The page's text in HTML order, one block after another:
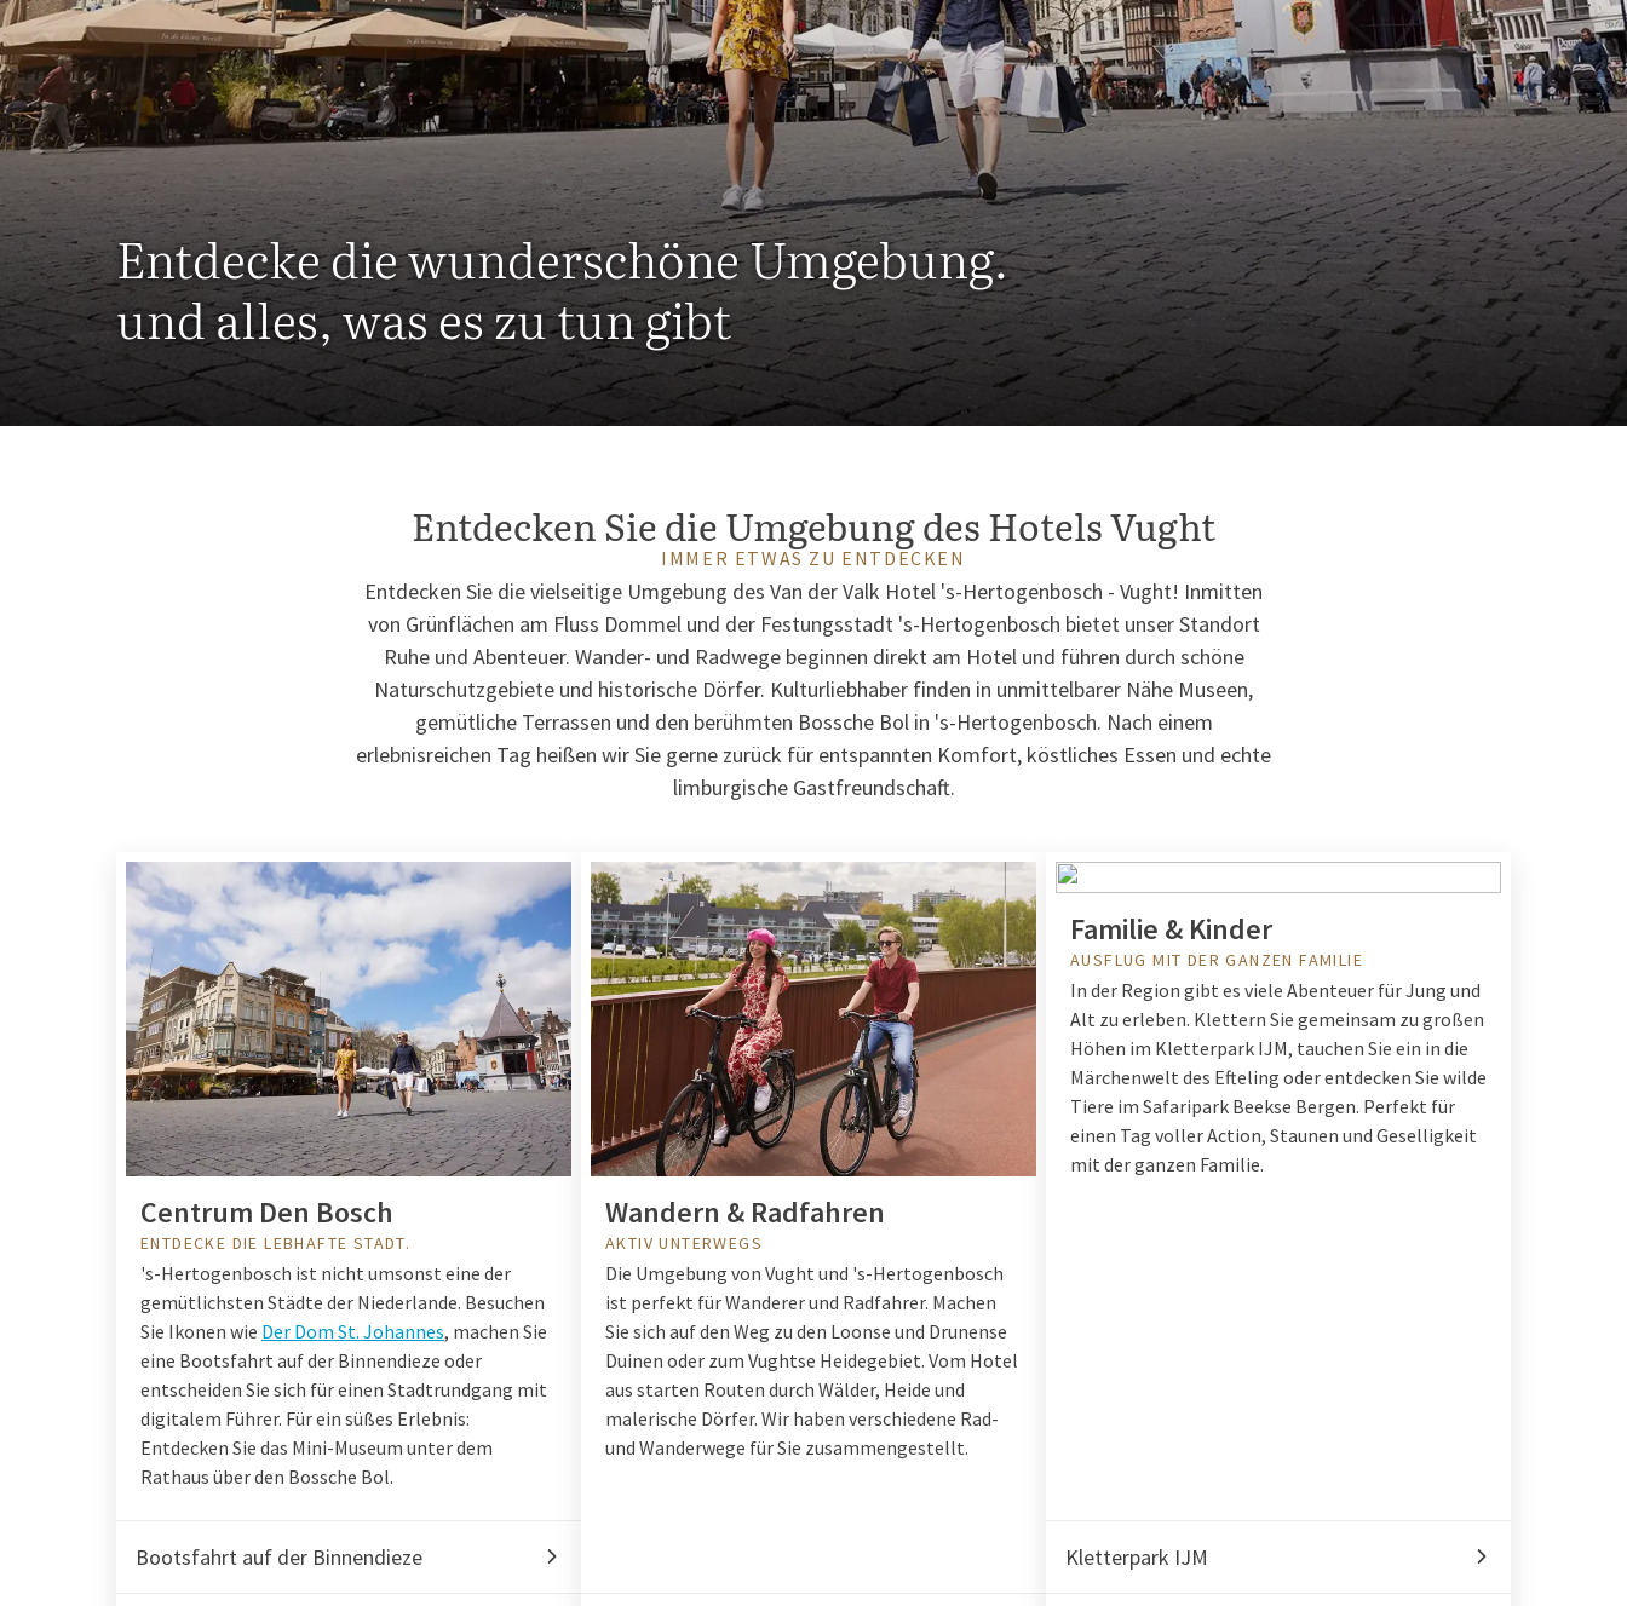
Entdecke die wunderschöne Umgebung.
und alles, was es zu tun gibt
Entdecken Sie die Umgebung des Hotels Vught
IMMER ETWAS ZU ENTDECKEN
Entdecken Sie die vielseitige Umgebung des Van der Valk Hotel 's-Hertogenbosch - Vught! Inmitten
von Grünflächen am Fluss Dommel und der Festungsstadt 's-Hertogenbosch bietet unser Standort
Ruhe und Abenteuer. Wander- und Radwege beginnen direkt am Hotel und führen durch schöne
Naturschutzgebiete und historische Dörfer. Kulturliebhaber finden in unmittelbarer Nähe Museen,
gemütliche Terrassen und den berühmten Bossche Bol in 's-Hertogenbosch. Nach einem
erlebnisreichen Tag heißen wir Sie gerne zurück für entspannten Komfort, köstliches Essen und echte
limburgische Gastfreundschaft.
Centrum Den Bosch
ENTDECKE DIE LEBHAFTE STADT.
's-Hertogenbosch ist nicht umsonst eine der
gemütlichsten Städte der Niederlande. Besuchen
Sie Ikonen wie Der Dom St. Johannes, machen Sie
eine Bootsfahrt auf der Binnendieze oder
entscheiden Sie sich für einen Stadtrundgang mit
digitalem Führer. Für ein süßes Erlebnis:
Entdecken Sie das Mini-Museum unter dem
Rathaus über den Bossche Bol.
Bootsfahrt auf der Binnendieze
Wandern & Radfahren
AKTIV UNTERWEGS
Die Umgebung von Vught und 's-Hertogenbosch
ist perfekt für Wanderer und Radfahrer. Machen
Sie sich auf den Weg zu den Loonse und Drunense
Duinen oder zum Vughtse Heidegebiet. Vom Hotel
aus starten Routen durch Wälder, Heide und
malerische Dörfer. Wir haben verschiedene Rad-
und Wanderwege für Sie zusammengestellt.
Familie & Kinder
AUSFLUG MIT DER GANZEN FAMILIE
In der Region gibt es viele Abenteuer für Jung und
Alt zu erleben. Klettern Sie gemeinsam zu großen
Höhen im Kletterpark IJM, tauchen Sie ein in die
Märchenwelt des Efteling oder entdecken Sie wilde
Tiere im Safaripark Beekse Bergen. Perfekt für
einen Tag voller Action, Staunen und Geselligkeit
mit der ganzen Familie.
Kletterpark IJM